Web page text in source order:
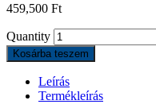
459,500 Ft
Quantity
Kosárba teszem
Leírás
Termékleírás